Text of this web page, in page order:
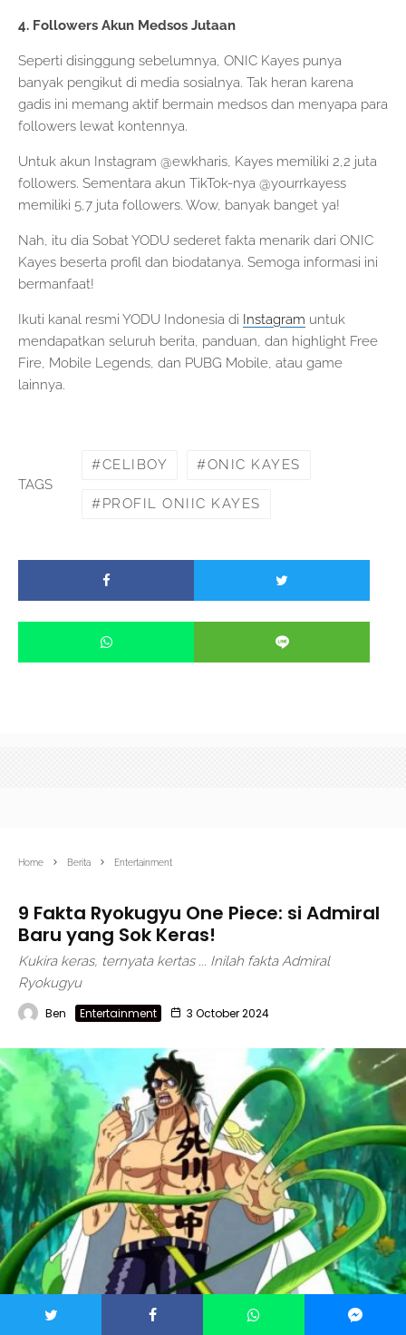
4. Followers Akun Medsos Jutaan
Seperti disinggung sebelumnya, ONIC Kayes punya
banyak pengikut di media sosialnya. Tak heran karena
gadis ini memang aktif bermain medsos dan menyapa para
followers lewat kontennya.
Untuk akun Instagram @ewkharis, Kayes memiliki 2,2 juta
followers. Sementara akun TikTok-nya @yourrkayess
memiliki 5,7 juta followers. Wow, banyak banget ya!
Nah, itu dia Sobat YODU sederet fakta menarik dari ONIC
Kayes beserta profil dan biodatanya. Semoga informasi ini
bermanfaat!
Ikuti kanal resmi YODU Indonesia di Instagram untuk
mendapatkan seluruh berita, panduan, dan highlight Free
Fire, Mobile Legends, dan PUBG Mobile, atau game
lainnya.
TAGS
CELIBOY ONIC KAYES
PROFIL ONIIC KAYES
Home Berita Entertainment
9 Fakta Ryokugyu One Piece: si Admiral
Baru yang Sok Keras!
Kukira keras, ternyata kertas ... Inilah fakta Admiral
Ryokugyu
Ben Entertainment 3 October 2024